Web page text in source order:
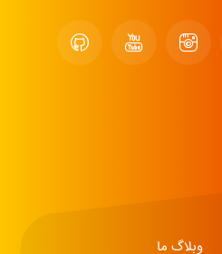
وبلاگ ما